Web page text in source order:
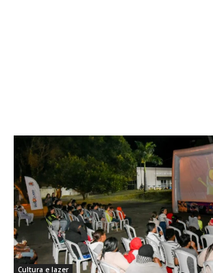
Cultura e lazer